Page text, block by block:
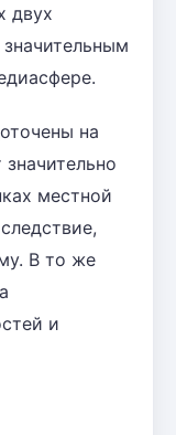
двух
на
местной
В то же
и